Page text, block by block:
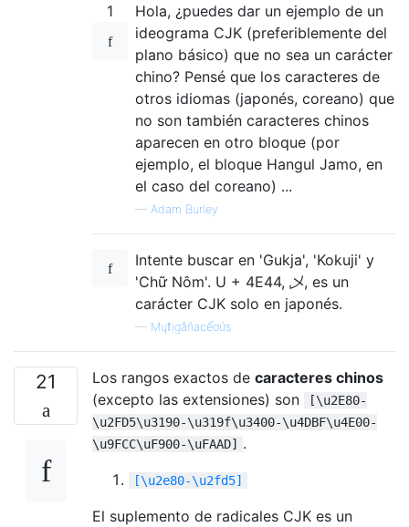
1
Hola, ¿puedes dar un ejemplo de un
ideograma CJK (preferiblemente del
plano básico) que no sea un carácter
chino? Pensé que los caracteres de
otros idiomas (japonés, coreano) que
no son también caracteres chinos
aparecen en otro bloque (por
ejemplo, el bloque Hangul Jamo, en
el caso del coreano) ...
— Adam Burley
Intente buscar en 'Gukja', 'Kokuji' y
'Chữ Nôm'. U + 4E44, 乄, es un
carácter CJK solo en japonés.
— Ṃųỻịgǻňạcểơửṩ
21 Los rangos exactos de caracteres chinos
(excepto las extensiones) son
[\u2E80-
\u2FD5\u3190-\u319f\u3400-\u4DBF\u4E00-
\u9FCC\uF900-\uFAAD] .
[\u2e80-\u2fd5]
El suplemento de radicales CJK es un